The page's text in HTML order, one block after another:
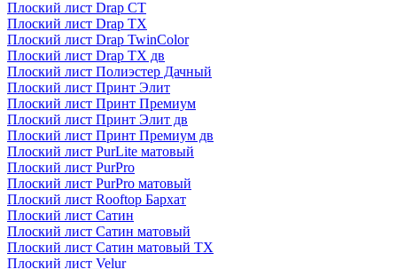
Плоский лист Drap СТ
Плоский лист Drap TX
Плоский лист Drap TwinColor
Плоский лист Drap ТХ дв
Плоский лист Полиэстер Дачный
Плоский лист Принт Элит
Плоский лист Принт Премиум
Плоский лист Принт Элит дв
Плоский лист Принт Премиум дв
Плоский лист PurLite матовый
Плоский лист PurPro
Плоский лист PurPro матовый
Плоский лист Rooftop Бархат
Плоский лист Сатин
Плоский лист Сатин матовый
Плоский лист Сатин матовый TX
Плоский лист Velur